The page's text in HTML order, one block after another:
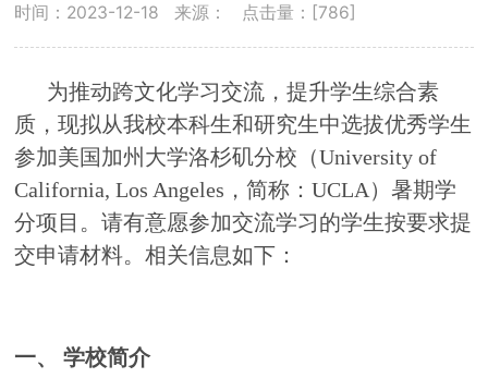
时间：2023-12-18 来源： 点击量：[786]
为推动跨文化学习交流，提升学生综合素
质，现拟从我校本科生和研究生中选拔优秀学生
参加美国加州大学洛杉矶分校（University of
California, Los Angeles，简称：UCLA）暑期学
分项目。请有意愿参加交流学习的学生按要求提
交申请材料。相关信息如下：
一、学校简介